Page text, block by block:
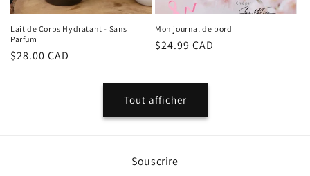
Lait de Corps Hydratant - Sans
Parfum
Prix
$28.00 CAD
Mon journal de bord
Prix
$24.99 CAD
Tout afficher
Souscrire